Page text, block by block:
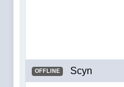
OFFLINE Scyn